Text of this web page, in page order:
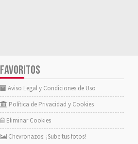
FAVORITOS
Aviso Legal y Condiciones de Uso
Política de Privacidad y Cookies
Eliminar Cookies
Chevronazos: ¡Sube tus fotos!